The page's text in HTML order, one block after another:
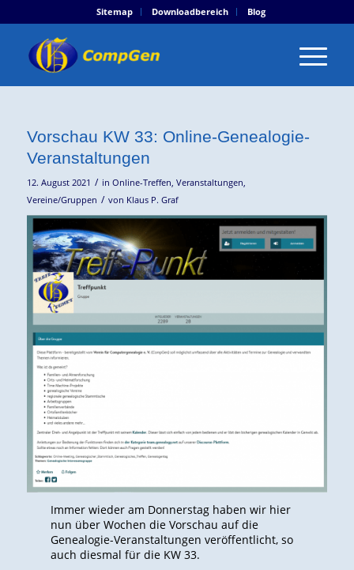
Sitemap Downloadbereich Blog
Vorschau KW 33: Online-Genealogie-
Veranstaltungen
12. August 2021 / in Online-Treffen, Veranstaltungen,
Vereine/Gruppen / von Klaus P. Graf
Immer wieder am Donnerstag haben wir hier
nun über Wochen die Vorschau auf die
Genealogie-Veranstaltungen veröffentlicht, so
auch diesmal für die KW 33.